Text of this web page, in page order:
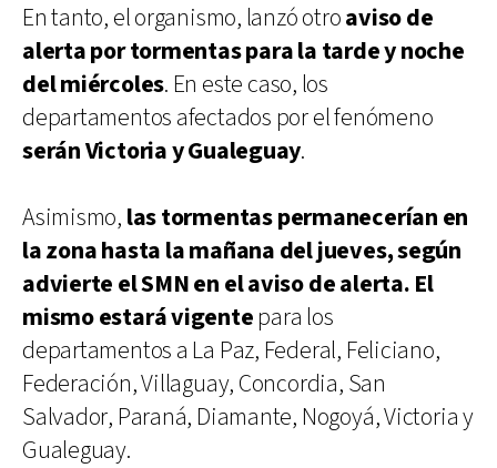
En tanto, el organismo, lanzó otroaviso de
alerta por tormentas para la tarde y noche
del miércoles. En este caso, los
departamentos afectados por el fenómeno
serán Victoria y Gualeguay.
Asimismo, las tormentas permanecerían en
la zona hasta la mañana del jueves, según
advierte el SMN en el aviso de alerta. El
mismo estará vigentepara los
departamentos a La Paz, Federal, Feliciano,
Federación, Villaguay, Concordia, San
Salvador, Paraná, Diamante, Nogoyá, Victoria y
Gualeguay.